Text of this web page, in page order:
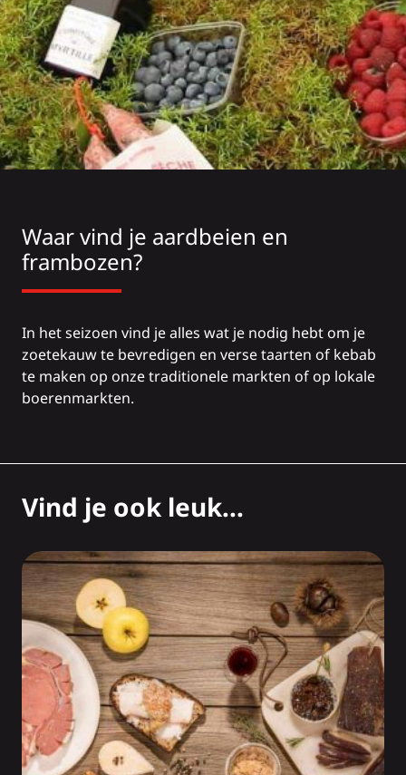
Waar vind je aardbeien en
frambozen?
In het seizoen vind je alles wat je nodig hebt om je
zoetekauw te bevredigen en verse taarten of kebab
te maken op onzetraditionele markten of op lokale
boerenmarkten.
Vind je ook leuk...